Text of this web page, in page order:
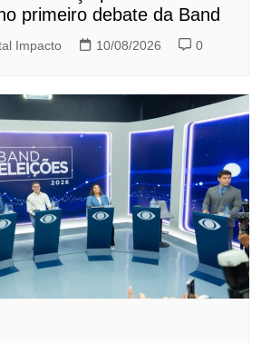
primeiro debate da Band
Impacto 10/08/2026 0